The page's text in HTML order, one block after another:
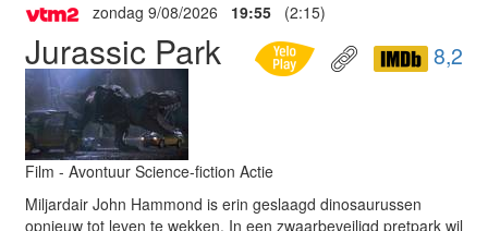
zondag 9/08/2026 19:55 (2:15)
Jurassic Park 8,2
Film - Avontuur Science-fiction Actie
Miljardair John Hammond is erin geslaagd dinosaurussen
opnieuw tot leven te wekken. In een zwaarbeveiligd pretpark wil